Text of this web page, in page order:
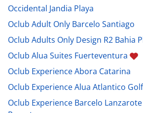
Occidental Jandia Playa
Oclub Adult Only Barcelo Santiago
Oclub Adults Only Design R2 Bahia
Oclub Alua Suites Fuerteventura
Oclub Experience Abora Catarina
Oclub Experience Alua Atlantico Golf
Oclub Experience Barcelo